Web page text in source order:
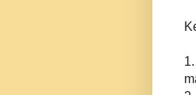
1.